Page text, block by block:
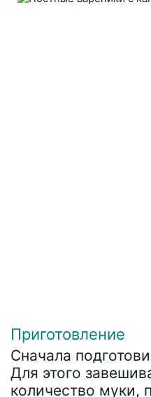
Приготовление
Сначала
Для этого
количество муки,